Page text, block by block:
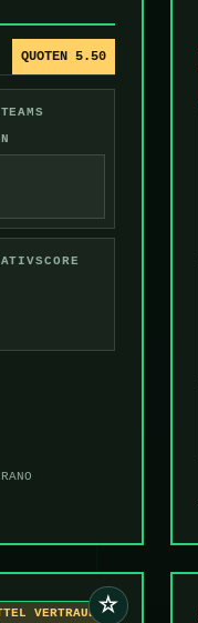
QUOTEN 5.50
☆
VERTRAUEN